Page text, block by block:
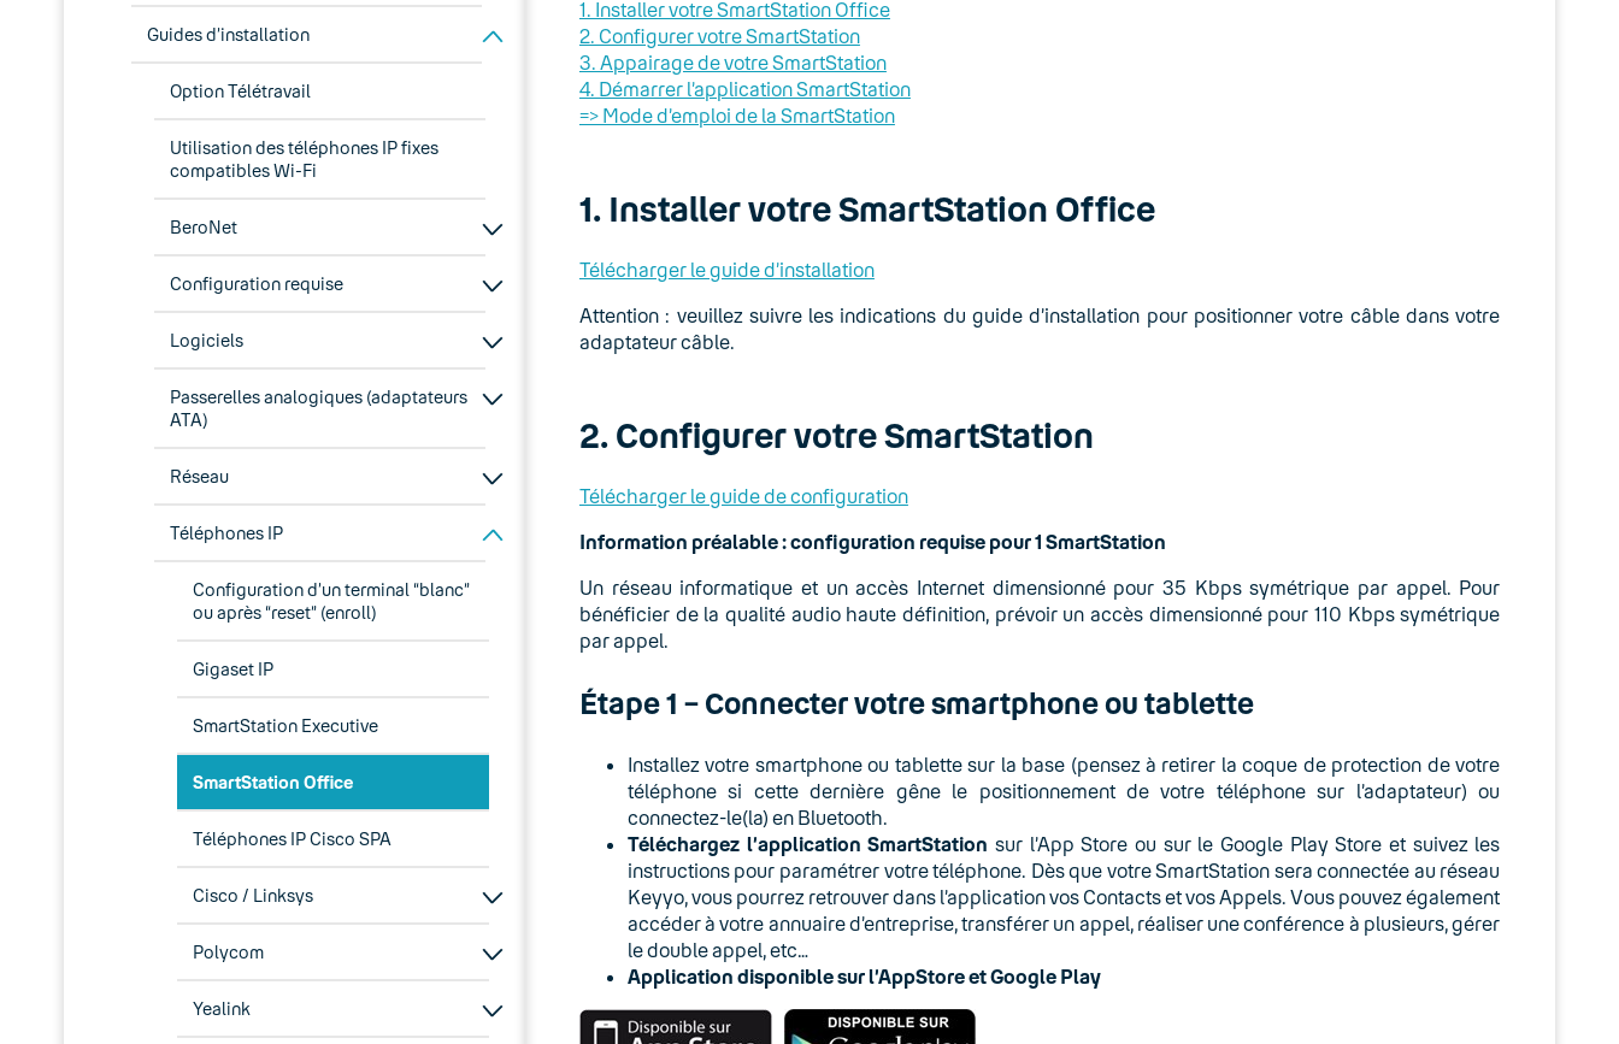
Guides d’installation
Option Télétravail
Utilisation des téléphones IP fixes
compatibles Wi-Fi
BeroNet
Configuration requise
Logiciels
Passerelles analogiques (adaptateurs
ATA)
Réseau
Téléphones IP
Configuration d’un terminal “blanc”
ou après “reset” (enroll)
Gigaset IP
SmartStation Executive
SmartStation Office
Téléphones IP Cisco SPA
Cisco / Linksys
Polycom
Yealink
1. Installer votre SmartStation Office
2. Configurer votre SmartStation
3. Appairage de votre SmartStation
4. Démarrer l’application SmartStation
=> Mode d’emploi de la SmartStation
1. Installer votre SmartStation Office
Télécharger le guide d’installation
Attention : veuillez suivre les indications du guide d’installation pour positionner votre câble dans votre
adaptateur câble.
2. Configurer votre SmartStation
Télécharger le guide de configuration
Information préalable : configuration requise pour 1 SmartStation
Un réseau informatique et un accès Internet dimensionné pour 35 Kbps symétrique par appel. Pour
bénéficier de la qualité audio haute définition, prévoir un accès dimensionné pour 110 Kbps symétrique
par appel.
Étape 1 – Connecter votre smartphone ou tablette
Installez votre smartphone ou tablette sur la base (pensez à retirer la coque de protection de votre
téléphone si cette dernière gêne le positionnement de votre téléphone sur l’adaptateur) ou
connectez-le(la) en Bluetooth.
Téléchargez l’application SmartStation sur l’App Store ou sur le Google Play Store et suivez les
instructions pour paramétrer votre téléphone. Dès que votre SmartStation sera connectée au réseau
Keyyo, vous pourrez retrouver dans l’application vos Contacts et vos Appels. Vous pouvez également
accéder à votre annuaire d’entreprise, transférer un appel, réaliser une conférence à plusieurs, gérer
le double appel, etc…
Application disponible sur l’AppStore et Google Play